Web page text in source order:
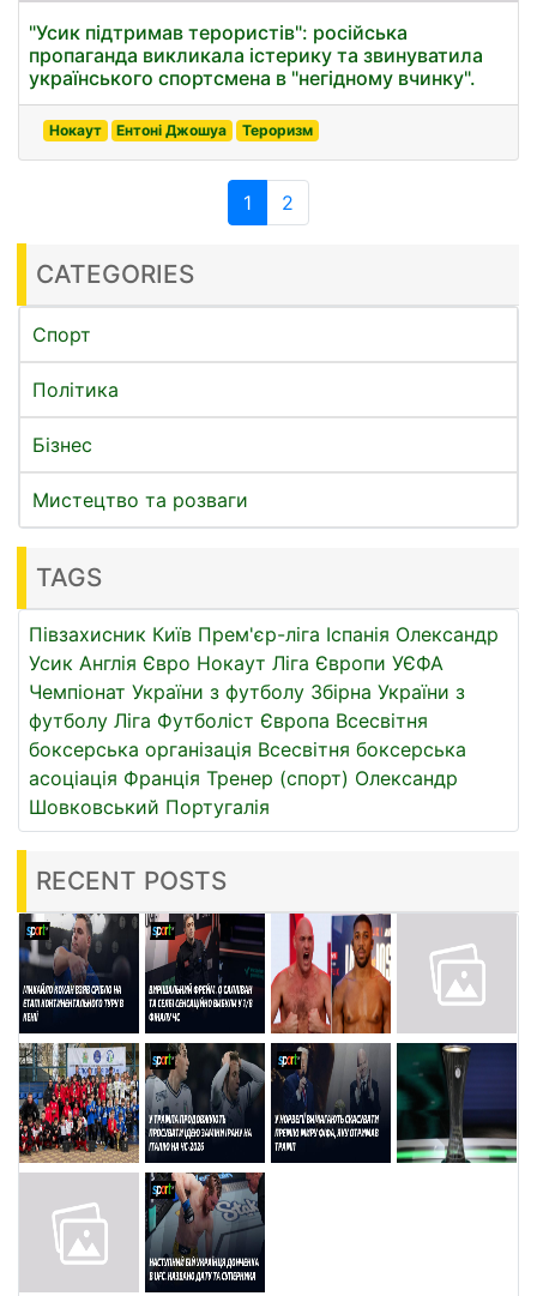
"Усик підтримав терористів": російська
пропаганда викликала істерику та звинуватила
українського спортсмена в "негідному вчинку".
Нокаут Ентоні Джошуа Тероризм
1 2
CATEGORIES
Спорт
Політика
Бізнес
Мистецтво та розваги
TAGS
Півзахисник Київ Прем'єр-ліга Іспанія Олександр
Усик Англія Євро Нокаут Ліга Європи УЄФА
Чемпіонат України з футболу Збірна України з
футболу Ліга Футболіст Європа Всесвітня
боксерська організація Всесвітня боксерська
асоціація Франція Тренер (спорт) Олександр
Шовковський Португалія
RECENT POSTS